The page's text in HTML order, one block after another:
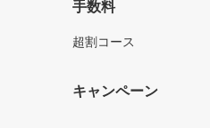
手数料
超割コース
キャンペーン